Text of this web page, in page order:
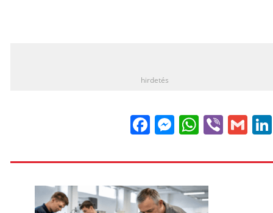
hirdetés
FacebookViber